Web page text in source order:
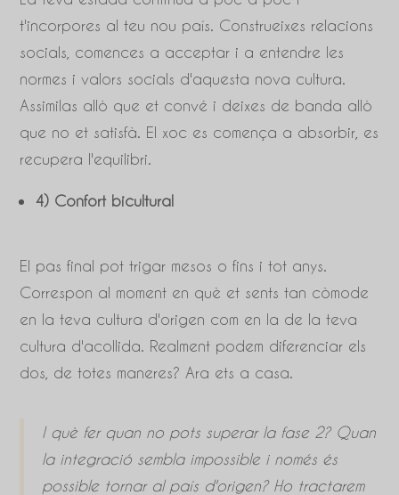
t'incorpores al teu nou país. Construeixes relacions
socials, comences a acceptar i a entendre les
normes i valors socials d'aquesta nova cultura.
Assimilas allò que et convé i deixes de banda allò
que no et satisfà. El xoc es comença a absorbir, es
recupera l'equilibri.
4) Confort bicultural
El pas final pot trigar mesos o fins i tot anys.
Correspon al moment en què et sents tan còmode
en la teva cultura d'origen com en la de la teva
cultura d'acollida. Realment podem diferenciar els
dos, de totes maneres? Ara ets a casa.
I què fer quan no pots superar la fase 2? Quan
la integració sembla impossible i només és
possible tornar al país d'origen? Ho tractarem